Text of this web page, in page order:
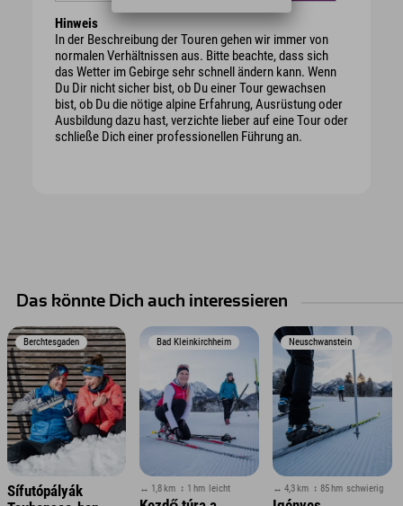
Hinweis
In der Beschreibung der Touren gehen wir immer von
normalen Verhältnissen aus. Bitte beachte, dass sich
das Wetter im Gebirge sehr schnell ändern kann. Wenn
Du Dir nicht sicher bist, ob Du einer Tour gewachsen
bist, ob Du die nötige alpine Erfahrung, Ausrüstung oder
Ausbildung dazu hast, verzichte lieber auf eine Tour oder
schließe Dich einer professionellen Führung an.
Das könnte Dich auch interessieren
Berchtesgaden
Sífutópályák
Bad Kleinkirchheim
↔ 1,8 km ↕ 1 hm leicht
Neuschwanstein
↔ 4,3 km ↕ 85 hm schwierig